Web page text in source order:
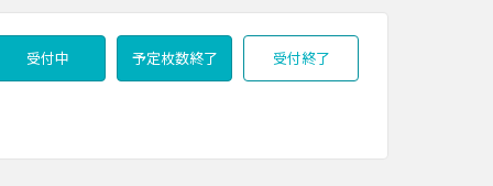
受付中 予定枚数終了 受付終了